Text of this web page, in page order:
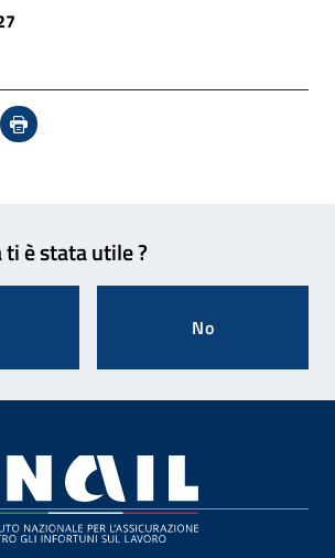
- Sito esterno - Apertura in
- Apertura in nuova finestra
Mail: apre il programma di posta
Stampa pagina: scelta meno
è stata utile ?
No